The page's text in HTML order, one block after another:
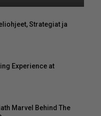
Strategiat ja
Experience at
Marvel Behind The